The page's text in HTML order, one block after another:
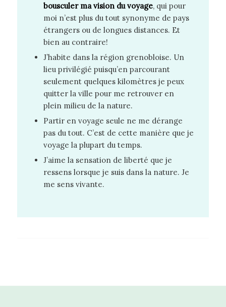
bousculer ma vision du voyage, qui pour
moi n’est plus du tout synonyme de pays
étrangers ou de longues distances. Et
bien au contraire!
J’habite dans la région grenobloise. Un
lieu privilégié puisqu’en parcourant
seulement quelques kilomètres je peux
quitter la ville pour me retrouver en
plein milieu de la nature.
Partir en voyage seule ne me dérange
pas du tout. C’est de cette manière que je
voyage la plupart du temps.
J’aime la sensation de liberté que je
ressens lorsque je suis dans la nature. Je
me sens vivante.